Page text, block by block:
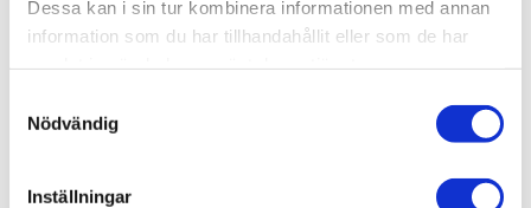
Dessa kan i sin tur kombinera informationen med annan
information som du har tillhandahållit eller som de har
Nödvändig
Inställningar
Ställningar och hyllsystem:I ställningar och
Oavsett om du behöver skapa starka ramar eller